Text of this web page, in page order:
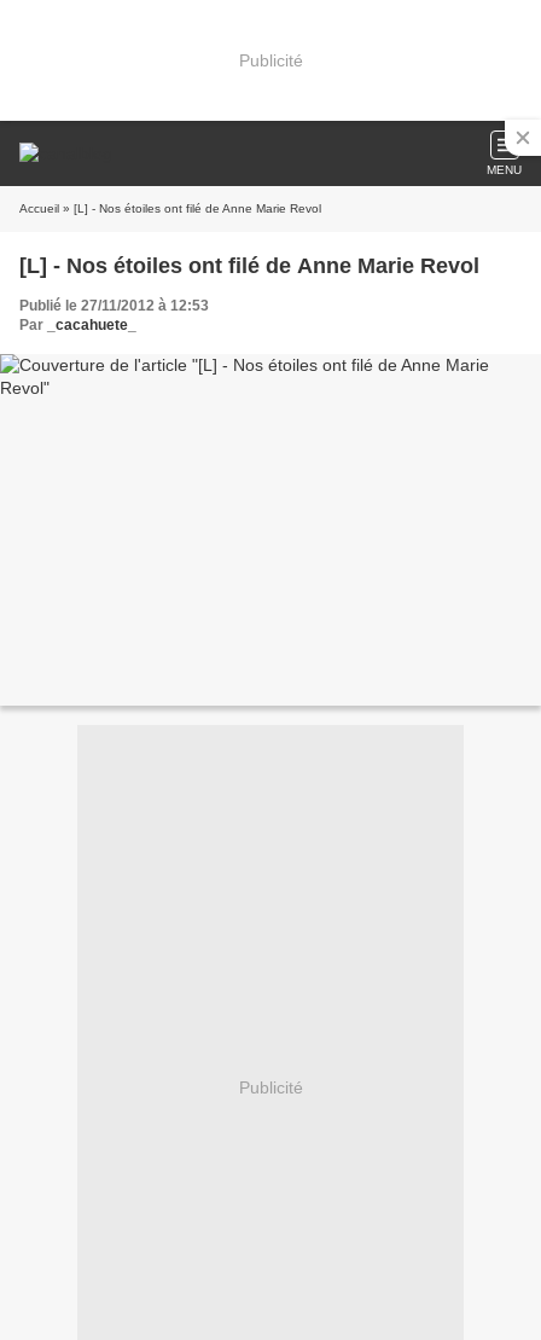
Publicité
MENU
Accueil » [L] - Nos étoiles ont filé de Anne Marie Revol
[L] - Nos étoiles ont filé de Anne Marie Revol
Publié le 27/11/2012 à 12:53
Par
_cacahuete_
Publicité